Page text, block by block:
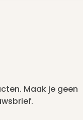
Maak je geen